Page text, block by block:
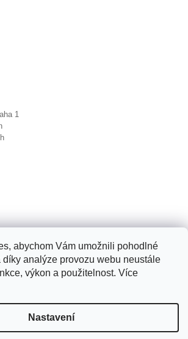
abychom Vám umožnili pohodlné
analýze provozu webu neustále
výkon a použitelnost. Více
Nastavení
1